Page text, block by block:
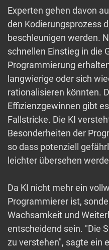
Experten gehen davon
den Kodierungsprozess
beschleunigen werden.
schnellen Einstieg in die
Programmierung
langwierige oder sich
rationalisieren könnten.
Effizienzgewinnen gibt
Fallstricke. Die KI
Besonderheiten der
so dass potenziell
leichter übersehen
Da KI nicht mehr ein
Programmierer ist,
Wachsamkeit und
entscheidend sein. "Die
zu verstehen", sagte ein